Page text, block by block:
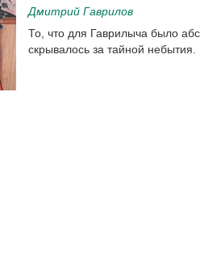
Дмитрий Гаврилов
То, что для Гаврилыча было
скрывалось за тайной небытия.